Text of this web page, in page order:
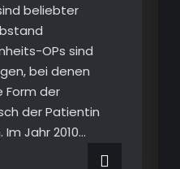
beliebter
OPs sind
bei denen
Form der
der Patientin
Jahr 2010…